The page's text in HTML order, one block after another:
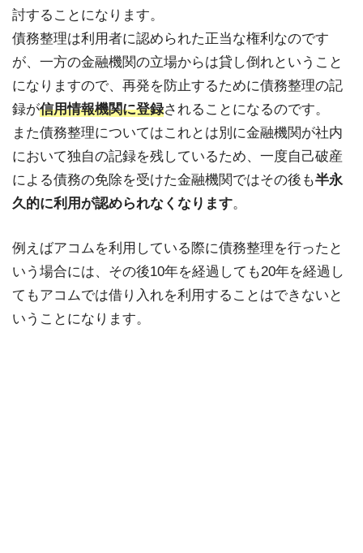
討することになります。
債務整理は利用者に認められた正当な権利なのです
が、一方の金融機関の立場からは貸し倒れということ
になりますので、再発を防止するために債務整理の記
録が信用情報機関に登録されることになるのです。
また債務整理についてはこれとは別に金融機関が社内
において独自の記録を残しているため、一度自己破産
による債務の免除を受けた金融機関ではその後も半永
久的に利用が認められなくなります。
例えばアコムを利用している際に債務整理を行ったと
いう場合には、その後10年を経過しても20年を経過し
てもアコムでは借り入れを利用することはできないと
いうことになります。